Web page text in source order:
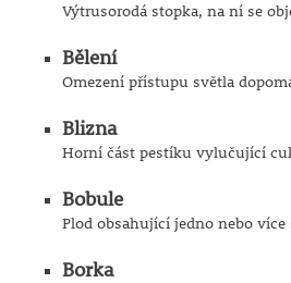
Výtrusorodá stopka, na ní se
Bělení
Omezení přístupu světla
Blizna
Horní část pestíku vylučující
Bobule
Plod obsahující jedno nebo více
Borka